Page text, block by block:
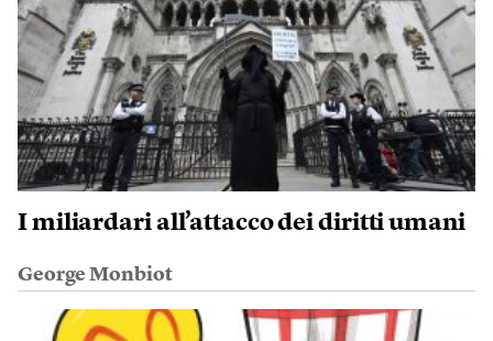
I miliardari all’attacco dei diritti umani
George Monbiot